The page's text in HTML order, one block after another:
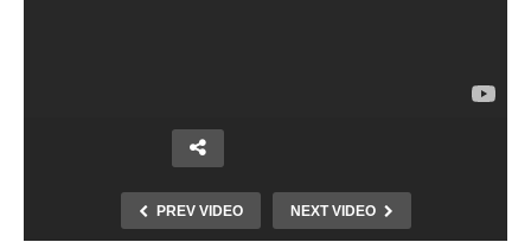
PREV VIDEO NEXT VIDEO